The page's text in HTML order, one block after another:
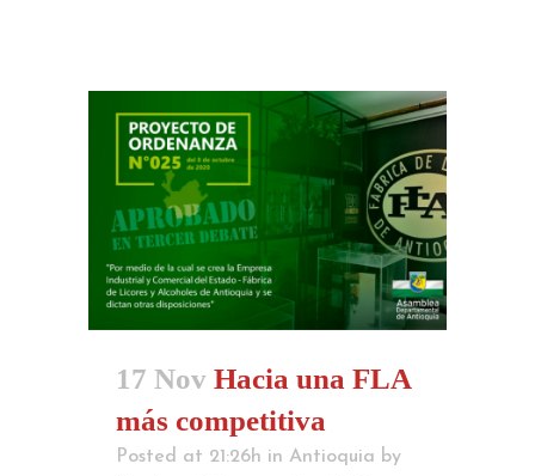
17 Nov Hacia una FLA
más competitiva
Posted at 21:26h in Antioquia by